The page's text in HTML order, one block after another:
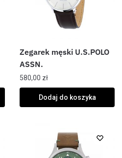
Zegarek męski U.S.POLO
ASSN.
580,00 zł
Dodaj do koszyka